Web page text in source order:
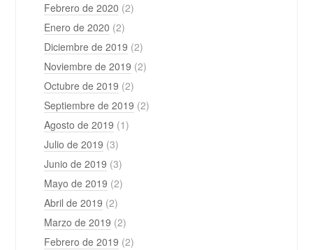
Febrero de 2020 (2)
Enero de 2020 (2)
Diciembre de 2019 (2)
Noviembre de 2019 (2)
Octubre de 2019 (2)
Septiembre de 2019 (2)
Agosto de 2019 (1)
Julio de 2019 (3)
Junio de 2019 (3)
Mayo de 2019 (2)
Abril de 2019 (2)
Marzo de 2019 (2)
Febrero de 2019 (2)